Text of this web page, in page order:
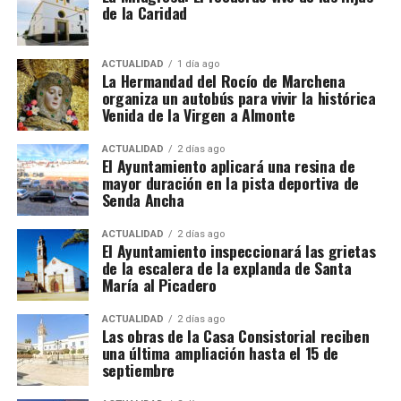
Durante el asedio malagueño de 1487, el marqués
participó en las operaciones militares y en el
dispositivo que fue cerrando las comunicaciones de
la ciudad. Málaga tenía una importancia excepcional
por su puerto, su actividad comercial y su valor
como puerta marítima del reino nazarí. Su conquista
no fue una rápida entrada triunfal, sino el desenlace
de un cerco de varios meses, con una resistencia
especialmente dura en la Alcazaba y Gibralfaro.
Screenshot
Según los cálculos del Observatorio Astronómico
Nacional, el fenómeno comenzará en Marchena
aproximadamente a las 19:42 horas. A partir de ese
momento, la Luna irá avanzando lentamente sobre
el Sol, que aparecerá cada vez más reducido hasta
adoptar la forma de una estrecha media luna
luminosa.
El momento de máxima ocultación llegará
alrededor de las 20:38 horas. En ese instante, el Sol
se encontrará muy bajo sobre el horizonte, a una
altura de apenas 6,8 grados, en dirección oeste-
noroeste. La elevada proporción del disco solar
cubierta por la Luna provocará una disminución
notable de la luz ambiental y podría generar una
atmósfera cercana a la del crepúsculo, aunque
Marchena permanecerá fuera de la franja de
totalidad.
de la Caridad
ACTUALIDAD 1 día ago
La Hermandad del Rocío de Marchena
organiza un autobús para vivir la histórica
Venida de la Virgen a Almonte
ACTUALIDAD 2 días ago
El Ayuntamiento aplicará una resina de
mayor duración en la pista deportiva de
Senda Ancha
ACTUALIDAD 2 días ago
El Ayuntamiento inspeccionará las grietas
de la escalera de la explanda de Santa
María al Picadero
ACTUALIDAD 2 días ago
Las obras de la Casa Consistorial reciben
una última ampliación hasta el 15 de
septiembre